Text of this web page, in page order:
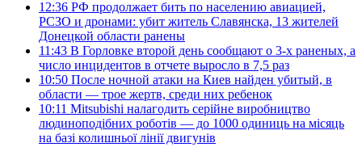
12:36 РФ продолжает бить по населению авиацией,
РСЗО и дронами: убит житель Славянска, 13 жителей
Донецкой области ранены
11:43 В Горловке второй день сообщают о 3-х раненых, а
число инцидентов в отчете выросло в 7,5 раз
10:50 После ночной атаки на Киев найден убитый, в
области — трое жертв, среди них ребенок
10:11 Mitsubishi налагодить серійне виробництво
людиноподібних роботів — до 1000 одиниць на місяць
на базі колишньої лінії двигунів